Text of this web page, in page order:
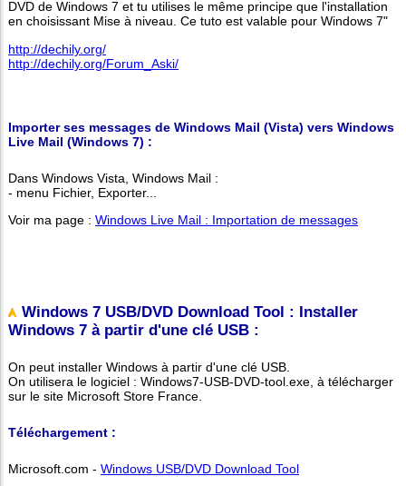
DVD de Windows 7 et tu utilises le même principe que l'installation
en choisissant Mise à niveau. Ce tuto est valable pour Windows 7"
http://dechily.org/
http://dechily.org/Forum_Aski/
Importer ses messages de Windows Mail (Vista) vers Windows
Live Mail (Windows 7) :
Dans Windows Vista, Windows Mail :
- menu Fichier, Exporter...
Voir ma page : Windows Live Mail : Importation de messages
Windows 7 USB/DVD Download Tool : Installer
Windows 7 à partir d'une clé USB :
On peut installer Windows à partir d'une clé USB.
On utilisera le logiciel : Windows7-USB-DVD-tool.exe, à télécharger
sur le site Microsoft Store France.
Téléchargement :
Microsoft.com - Windows USB/DVD Download Tool